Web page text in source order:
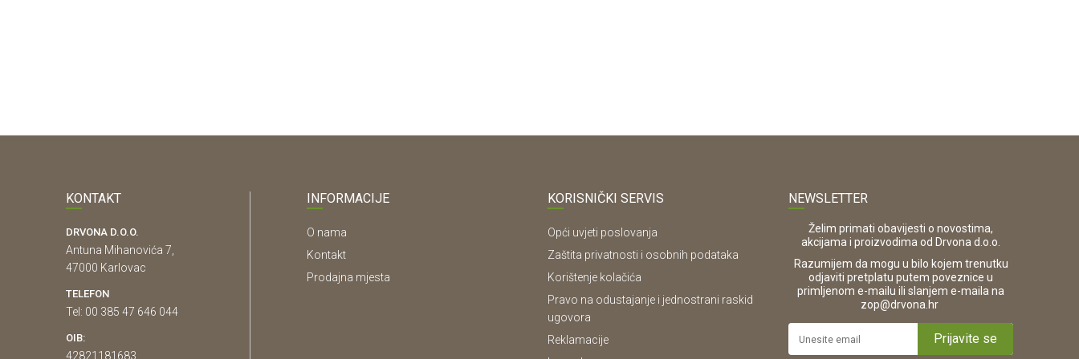
KONTAKT
DRVONA D.O.O.
Antuna Mihanovića 7,
47000 Karlovac
TELEFON
Tel: 00 385 47 646 044
OIB:
42821181683
INFORMACIJE
O nama
Kontakt
Prodajna mjesta
KORISNIČKI SERVIS
Opći uvjeti poslovanja
Zaštita privatnosti i osobnih podataka
Korištenje kolačića
Pravo na odustajanje i jednostrani raskid
ugovora
Reklamacije
NEWSLETTER
Želim primati obavijesti o novostima,
akcijama i proizvodima od Drvona d.o.o.
Razumijem da mogu u bilo kojem trenutku
odjaviti pretplatu putem poveznice u
primljenom e-mailu ili slanjem e-maila na
zop@drvona.hr.
Prijavite se